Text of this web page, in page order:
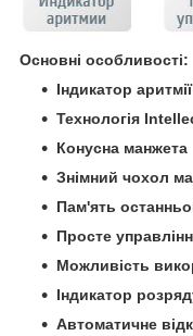
Основні особливості:
Індикатор аритмії
Технологія
Конусна манжета
Знімний чохол
Пам'ять
Просте
Можливість
Індикатор
Автоматичне